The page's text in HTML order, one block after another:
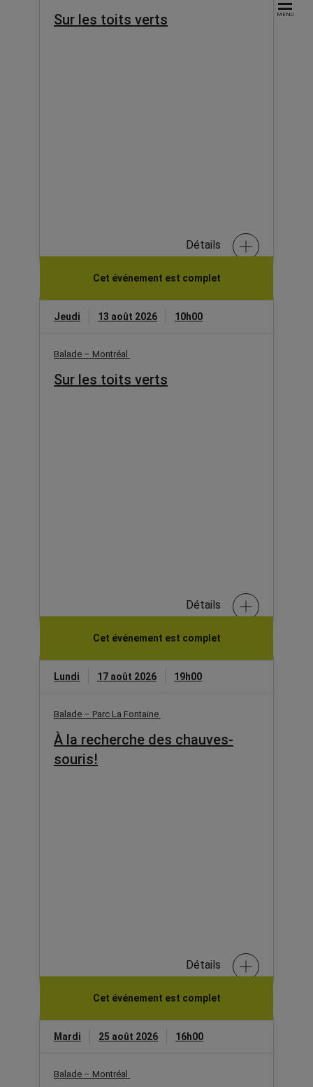
MENU
Sur les toits verts
Détails
Cet événement est complet
Jeudi 13 août 2026 10h00
Balade – Montréal
Sur les toits verts
Détails
Cet événement est complet
Lundi 17 août 2026 19h00
Balade – Parc La Fontaine
À la recherche des chauves-
souris!
Détails
Cet événement est complet
Mardi 25 août 2026 16h00
Balade – Montréal